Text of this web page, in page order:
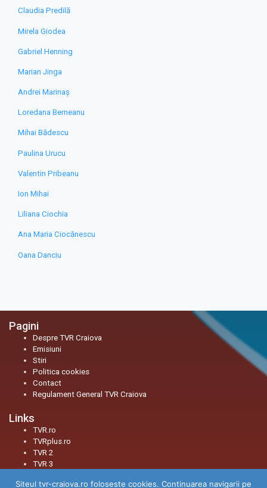
Claudia Predilă
Mirela Giodea
Gabriel Henning
Marian Jinga
Andrei Marinaș
Loredana Berneanu
Mihai Bădescu
Paulina Urucu
Valentin Pribeanu
Ion Mihai
Liliana Ciochia
Ana Maria Ciocănescu
Oana Danciu
Pagini
Despre TVR Craiova
Emisiuni
Stiri
Politica cookies
Contact
Regulament General TVR Craiova
Links
TVR.ro
TVRplus.ro
TVR 2
TVR 3
Siteul tvr-craiova.ro foloseste cookies. Continuarea navigarii pe